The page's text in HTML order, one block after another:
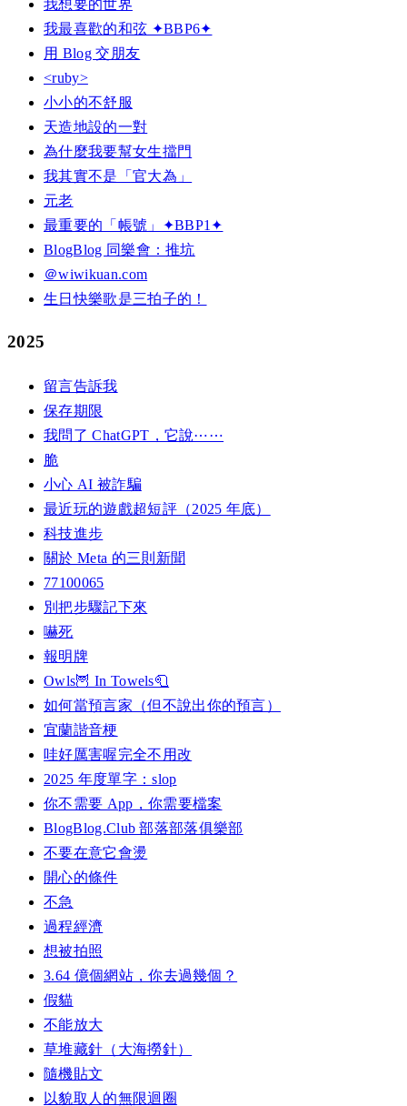
我想要的世界
我最喜歡的和弦 ✦BBP6✦
用 Blog 交朋友
<ruby>
小小的不舒服
天造地設的一對
為什麼我要幫女生擋門
我其實不是「官大為」
元老
最重要的「帳號」✦BBP1✦
BlogBlog 同樂會：推坑
＠wiwikuan.com
生日快樂歌是三拍子的！
2025
留言告訴我
保存期限
我問了 ChatGPT，它說⋯⋯
脆
小心 AI 被詐騙
最近玩的遊戲超短評（2025 年底）
科技進步
關於 Meta 的三則新聞
77100065
別把步驟記下來
嚇死
報明牌
Owls🦉 In Towels🧻
如何當預言家（但不說出你的預言）
宜蘭諧音梗
哇好厲害喔完全不用改
2025 年度單字：slop
你不需要 App，你需要檔案
BlogBlog.Club 部落部落俱樂部
不要在意它會燙
開心的條件
不急
過程經濟
想被拍照
3.64 億個網站，你去過幾個？
假貓
不能放大
草堆藏針（大海撈針）
隨機貼文
以貌取人的無限迴圈